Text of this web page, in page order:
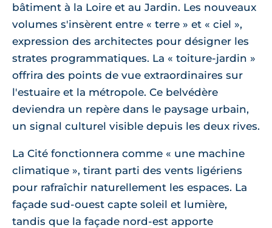
bâtiment à la Loire et au Jardin. Les nouveaux
volumes s'insèrent entre « terre » et « ciel »,
expression des architectes pour désigner les
strates programmatiques. La « toiture-jardin »
offrira des points de vue extraordinaires sur
l'estuaire et la métropole. Ce belvédère
deviendra un repère dans le paysage urbain,
un signal culturel visible depuis les deux rives.
La Cité fonctionnera comme « une machine
climatique », tirant parti des vents ligériens
pour rafraîchir naturellement les espaces. La
façade sud-ouest capte soleil et lumière,
tandis que la façade nord-est apporte